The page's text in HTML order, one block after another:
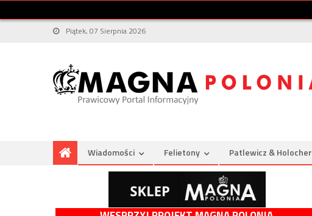
Piątek, 07 Sierpnia 2026
Wiadomości Felietony Patlewicz & Holocher